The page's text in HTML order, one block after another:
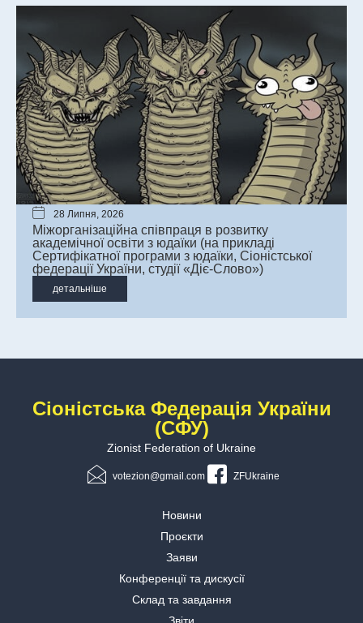
28 Липня, 2026
Міжорганізаційна співпраця в розвитку
академічної освіти з юдаїки (на прикладі
Сертифікатної програми з юдаїки, Сіоністської
федерації України, студії «Діє-Слово»)
детальніше
Сіоністська Федерація України
(СФУ)
Zionist Federation of Ukraine
votezion@gmail.com ZFUkraine
Новини
Проєкти
Заяви
Конференції та дискусії
Склад та завдання